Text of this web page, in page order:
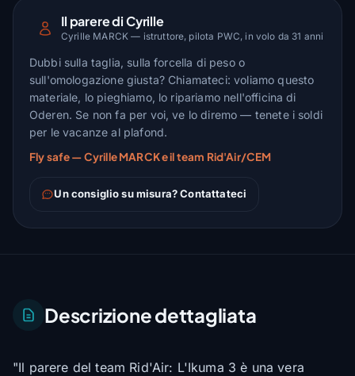
Il parere di Cyrille
Cyrille MARCK — istruttore, pilota PWC, in volo da 31 anni
Dubbi sulla taglia, sulla forcella di peso o
sull'omologazione giusta? Chiamateci: voliamo questo
materiale, lo pieghiamo, lo ripariamo nell'officina di
Oderen. Se non fa per voi, ve lo diremo — tenete i soldi
per le vacanze al plafond.
Fly safe — Cyrille MARCK e il team Rid'Air/CEM
Un consiglio su misura? Contattateci
Descrizione dettagliata
"Il parere del team Rid'Air: L'Ikuma 3 è una vera